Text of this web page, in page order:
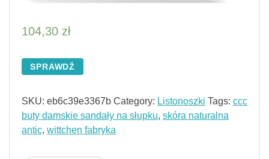
104,30 zł
SPRAWDŹ
SKU: eb6c39e3367b Category: Listonoszki Tags: ccc
buty damskie sandały na słupku, skóra naturalna
antic, wittchen fabryka